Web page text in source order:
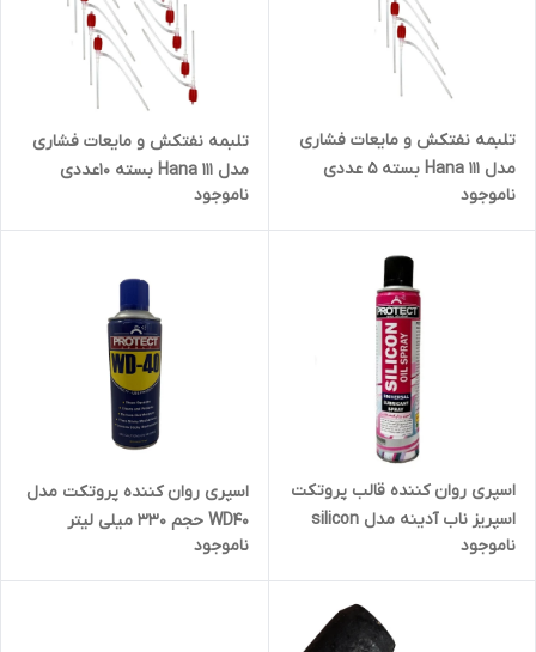
تلبمه نفتکش و مایعات فشاری
مدل Hana 111 بسته 5 عددی
ناموجود
تلبمه نفتکش و مایعات فشاری
مدل Hana 111 بسته 10عددی
ناموجود
اسپری روان کننده قالب پروتکت
اسپریز ناب آدینه مدل silicon
حجم 300 میلی لیتر
ناموجود
اسپری روان کننده پروتکت مدل
WD40 حجم 330 میلی لیتر
ناموجود